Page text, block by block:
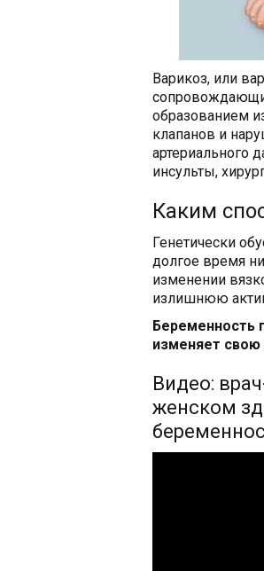
Варикоз, или
образованием
клапанов и
артериального
инсульты,
Каким
Генетически
долгое время
изменении
излишнюю
Беременность
изменяет свою
Видео:
женском